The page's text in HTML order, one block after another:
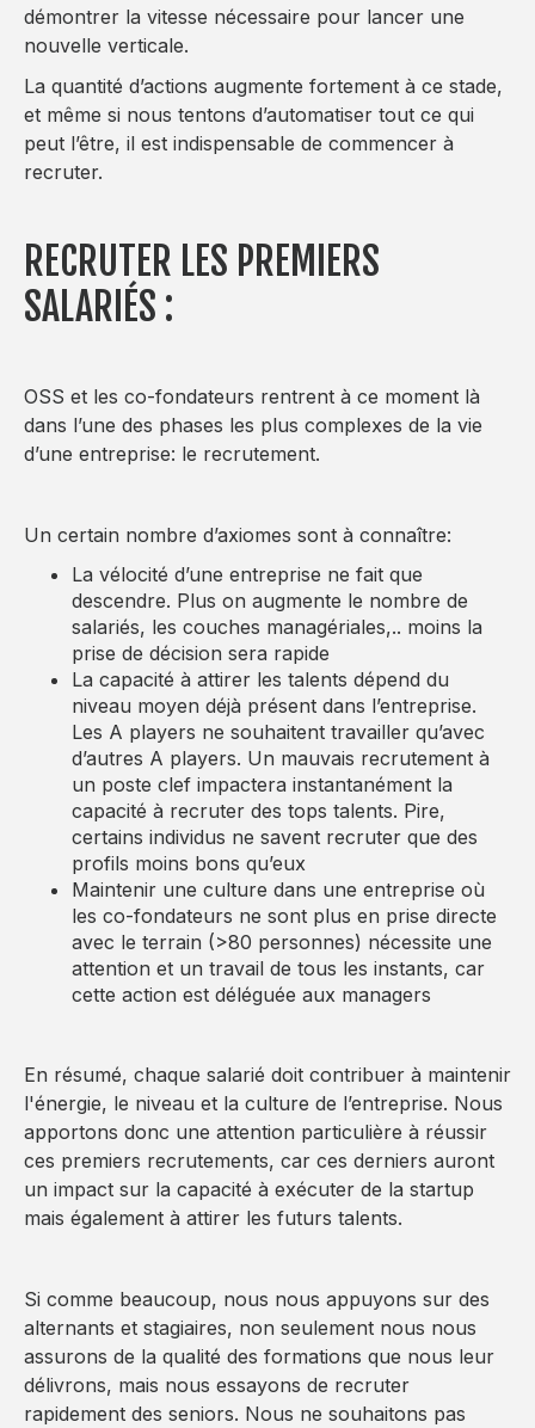
démontrer la vitesse nécessaire pour lancer une
nouvelle verticale.
La quantité d’actions augmente fortement à ce stade,
et même si nous tentons d’automatiser tout ce qui
peut l’être, il est indispensable de commencer à
recruter.
RECRUTER LES PREMIERS
SALARIÉS :
OSS et les co-fondateurs rentrent à ce moment là
dans l’une des phases les plus complexes de la vie
d’une entreprise: le recrutement.
Un certain nombre d’axiomes sont à connaître:
La vélocité d’une entreprise ne fait que
descendre. Plus on augmente le nombre de
salariés, les couches managériales,.. moins la
prise de décision sera rapide
La capacité à attirer les talents dépend du
niveau moyen déjà présent dans l’entreprise.
Les A players ne souhaitent travailler qu’avec
d’autres A players. Un mauvais recrutement à
un poste clef impactera instantanément la
capacité à recruter des tops talents. Pire,
certains individus ne savent recruter que des
profils moins bons qu’eux
Maintenir une culture dans une entreprise où
les co-fondateurs ne sont plus en prise directe
avec le terrain (>80 personnes) nécessite une
attention et un travail de tous les instants, car
cette action est déléguée aux managers
En résumé, chaque salarié doit contribuer à maintenir
l'énergie, le niveau et la culture de l’entreprise. Nous
apportons donc une attention particulière à réussir
ces premiers recrutements, car ces derniers auront
un impact sur la capacité à exécuter de la startup
mais également à attirer les futurs talents.
Si comme beaucoup, nous nous appuyons sur des
alternants et stagiaires, non seulement nous nous
assurons de la qualité des formations que nous leur
délivrons, mais nous essayons de recruter
rapidement des seniors. Nous ne souhaitons pas